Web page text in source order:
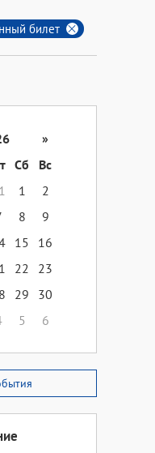
билет
»
Сб
Вс
1
2
8
9
15
16
22
23
29
30
5 6